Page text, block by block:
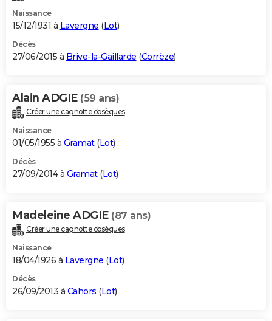
Naissance
15/12/1931 à Lavergne (Lot)
Décès
27/06/2015 à Brive-la-Gaillarde (Corrèze)
Alain ADGIE (59 ans)
Créer une cagnotte obsèques
Naissance
01/05/1955 à Gramat(Lot)
Décès
27/09/2014 à Gramat(Lot)
Madeleine ADGIE (87 ans)
Créer une cagnotte obsèques
Naissance
18/04/1926 à Lavergne (Lot)
Décès
26/09/2013 à Cahors (Lot)